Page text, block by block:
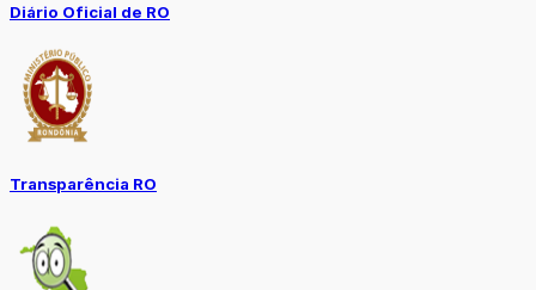
Diário Oficial de RO
Transparência RO